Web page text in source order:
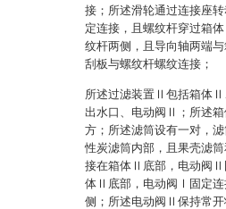
接；所述滑轮通过连接座
定连接，且螺纹杆穿过箱
纹杆两侧，且导向轴两端
刮板与螺纹杆螺纹连接；
所述过滤装置Ⅱ包括箱体Ⅱ
出水口、电动阀Ⅱ；所述
方；所述滤筒设有一对，
性炭滤筒内部，且果壳滤
接在箱体Ⅱ底部，电动阀Ⅱ
体Ⅱ底部，电动阀Ⅰ固定连
侧；所述电动阀Ⅱ保持常开